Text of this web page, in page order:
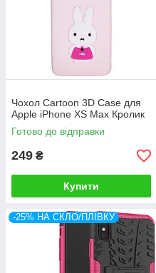
Чохол Cartoon 3D Case для
Apple iPhone XS Max Кролик
Готово до відправки
249 ₴
Купити
-25% НА СКЛО/ПЛІВКУ